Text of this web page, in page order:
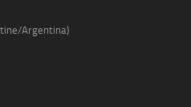
Argentina)